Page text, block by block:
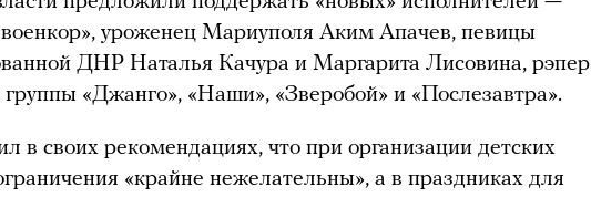
уроженец Мариуполя Аким Апачев, певицы
ДНР Наталья Качура и Маргарита Лисовина, рэпер
«Джанго», «Наши», «Зверобой» и «Послезавтра».
в своих рекомендациях, что при организации детских
«крайне нежелательны», а в праздниках для